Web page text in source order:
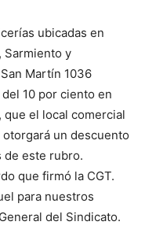
ubicadas en
Sarmiento y
Martín 1036
10 por ciento en
que el local comercial
un descuento
de este rubro.
que firmó la CGT.
para nuestros
del Sindicato.